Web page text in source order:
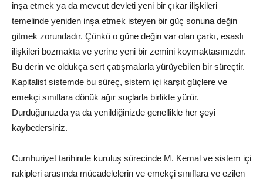
inşa etmek ya da mevcut devleti yeni bir çıkar ilişkileri
temelinde yeniden inşa etmek isteyen bir güç sonuna değin
gitmek zorundadır. Çünkü o güne değin var olan çarkı, esaslı
ilişkileri bozmakta ve yerine yeni bir zemini koymaktasınızdır.
Bu derin ve oldukça sert çatışmalarla yürüyebilen bir süreçtir.
Kapitalist sistemde bu süreç, sistem içi karşıt güçlere ve
emekçi sınıflara dönük ağır suçlarla birlikte yürür.
Durduğunuzda ya da yenildiğinizde genellikle her şeyi
kaybedersiniz.
Cumhuriyet tarihinde kuruluş sürecinde M. Kemal ve sistem içi
rakipleri arasında mücadelelerin ve emekçi sınıflara ve ezilen